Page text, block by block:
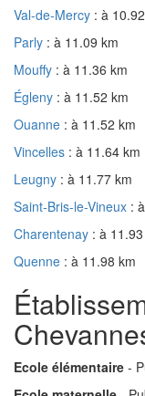
Val-de-Mercy : à
Parly : à 11.09 km
Mouffy : à 11.36 km
Égleny : à 11.52 km
Ouanne : à 11.52 km
Vincelles : à 11.64 km
Leugny : à 11.77 km
Saint-Bris-le-Vineux :
Charentenay : à
Quenne : à 11.98 km
Ecole élémentaire -